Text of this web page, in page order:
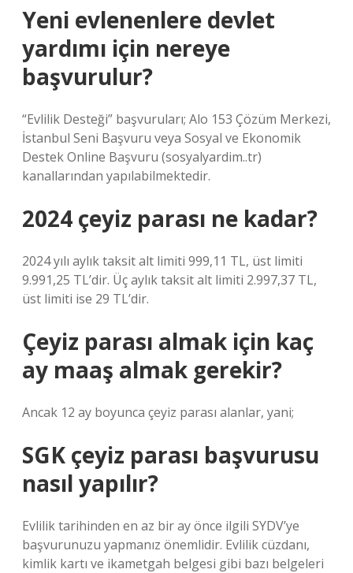
Yeni evlenenlere devlet
yardımı için nereye
başvurulur?
“Evlilik Desteği” başvuruları; Alo 153 Çözüm Merkezi,
İstanbul Seni Başvuru veya Sosyal ve Ekonomik
Destek Online Başvuru (sosyalyardim..tr)
kanallarından yapılabilmektedir.
2024 çeyiz parası ne kadar?
2024 yılı aylık taksit alt limiti 999,11 TL, üst limiti
9.991,25 TL’dir. Üç aylık taksit alt limiti 2.997,37 TL,
üst limiti ise 29 TL’dir.
Çeyiz parası almak için kaç
ay maaş almak gerekir?
Ancak 12 ay boyunca çeyiz parası alanlar, yani;
SGK çeyiz parası başvurusu
nasıl yapılır?
Evlilik tarihinden en az bir ay önce ilgili SYDV’ye
başvurunuzu yapmanız önemlidir. Evlilik cüzdanı,
kimlik kartı ve ikametgah belgesi gibi bazı belgeleri